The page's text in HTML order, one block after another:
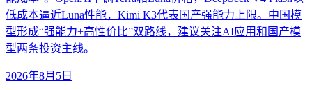
低成本逼近Luna性能，Kimi K3代表国产强能力上限。中国模
型形成“强能力+高性价比”双路线，建议关注AI应用和国产模
型两条投资主线。
2026年8月5日